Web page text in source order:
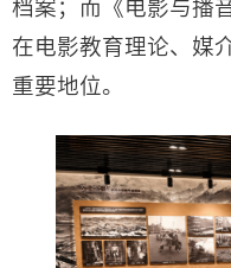
档案；而《电影与播
在电影教育理论、媒
重要地位。